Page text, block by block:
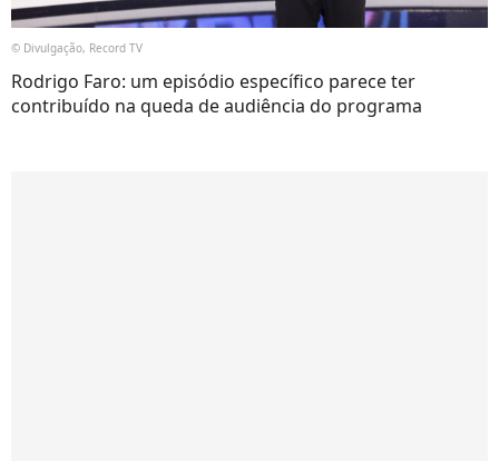
© Divulgação, Record TV
Rodrigo Faro: um episódio específico parece ter
contribuído na queda de audiência do programa